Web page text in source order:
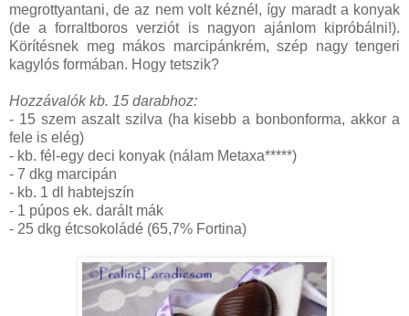
megrottyantani, de az nem volt kéznél, így maradt a konyak
(de a forraltboros verziót is nagyon ajánlom kipróbálni!).
Körítésnek meg mákos marcipánkrém, szép nagy tengeri
kagylós formában. Hogy tetszik?
Hozzávalók kb. 15 darabhoz:
- 15 szem aszalt szilva (ha kisebb a bonbonforma, akkor a
fele is elég)
- kb. fél-egy deci konyak (nálam Metaxa*****)
- 7 dkg marcipán
- kb. 1 dl habtejszín
- 1 púpos ek. darált mák
- 25 dkg étcsokoládé (65,7% Fortina)